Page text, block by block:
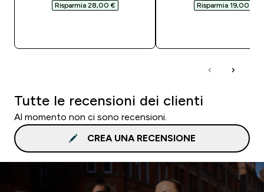
Risparmia 28,00 €‎
Risparmia 19,00 €‎
Tutte le recensioni dei clienti
Al momento non ci sono recensioni.
CREA UNA RECENSIONE